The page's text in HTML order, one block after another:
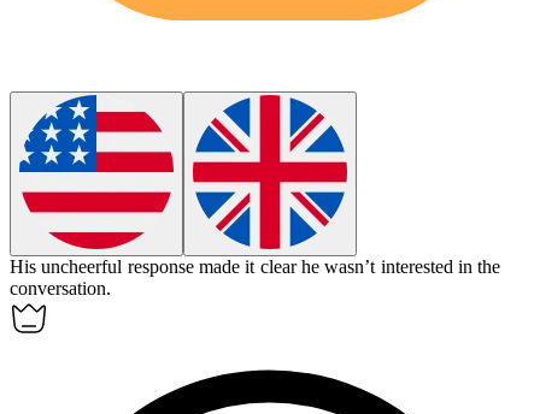
Hisuncheerful response made it clear he wasn’t interested in the
conversation.